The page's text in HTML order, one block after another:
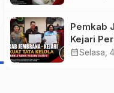
Pemkab
Kejari
Kelola
calendar_monthSelasa,